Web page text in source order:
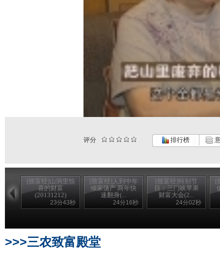
评分 排行榜
[致富经]山洞里惊
喜的财富
(20131212)
23分43秒
[致富经]人到中年
倾家荡产 两年快
速翻身(...
24分16秒
[致富经]特别节
目：三门峡苹果
财富大会(2...
24分02秒
[
>>>三农致富殿堂